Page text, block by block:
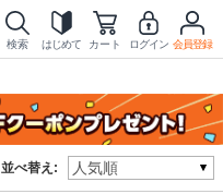
検索 はじめて カート ログイン 会員登録
並べ替え: